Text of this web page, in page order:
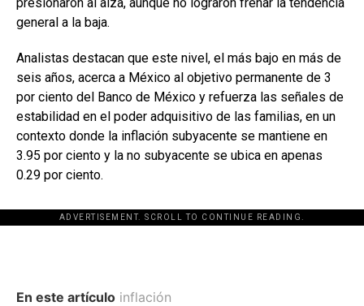
general a la baja.
Analistas destacan que este nivel, el más bajo en más de
seis años, acerca a México al objetivo permanente de 3
por ciento del Banco de México y refuerza las señales de
estabilidad en el poder adquisitivo de las familias, en un
contexto donde la inflación subyacente se mantiene en
3.95 por ciento y la no subyacente se ubica en apenas
0.29 por ciento.
ADVERTISEMENT. SCROLL TO CONTINUE READING.
En este artículo inflación